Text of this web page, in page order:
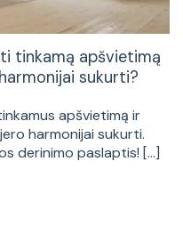
tinkamą apšvietimą
sukurti?
apšvietimą ir
harmonijai sukurti.
derinimo paslaptis! [...]